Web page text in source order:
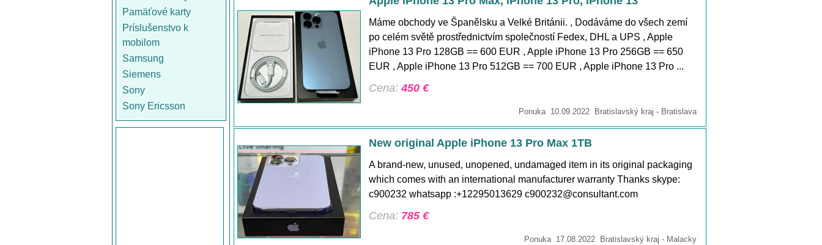
Pamäťové karty
Príslušenstvo k
mobilom
Samsung
Siemens
Sony
Sony Ericsson
Máme obchody ve Španělsku a Velké Británii. , Dodáváme do všech zemí
po celém světě prostřednictvím společností Fedex, DHL a UPS , Apple
iPhone 13 Pro 128GB == 600 EUR , Apple iPhone 13 Pro 256GB == 650
EUR , Apple iPhone 13 Pro 512GB == 700 EUR , Apple iPhone 13 Pro ...
Cena:450 €
Ponuka 10.09.2022 Bratislavský kraj - Bratislava
New original Apple iPhone 13 Pro Max 1TB
A brand-new, unused, unopened, undamaged item in its original packaging
which comes with an international manufacturer warranty Thanks skype:
c900232 whatsapp :+12295013629 c900232@consultant.com
Cena: 785 €
Ponuka 17.08.2022 Bratislavský kraj - Malacky